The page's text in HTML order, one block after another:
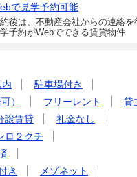
で見学予約可能
後は、不動産会社からの連絡を
予約がWebでできる賃貸物件
駐車場付き
） フリーレント
貸
譲賃貸
礼金なし
ロ２クチ
き
メゾネット